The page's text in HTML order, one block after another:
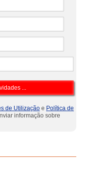
de Utilização e Política de
informação sobre